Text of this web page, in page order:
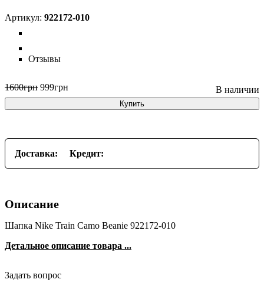
922172-010
Отзывы
1600грн 999грн
Купить
Доставка: Кредит:
Описание
Шапка Nike Train Camo Beanie 922172-010
Детальное описание товара ...
Задать вопрос